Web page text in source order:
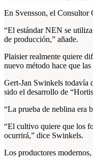
En Svensson, el Consultor
“El estándar NEN se
de producción,” añade.
Plaisier realmente quiere
nuevo método hace que
Gert-Jan Swinkels todavía
sido el desarrollo de
“La prueba de neblina era
“El cultivo quiere que los
ocurrirá,” dice Swinkels.
Los productores